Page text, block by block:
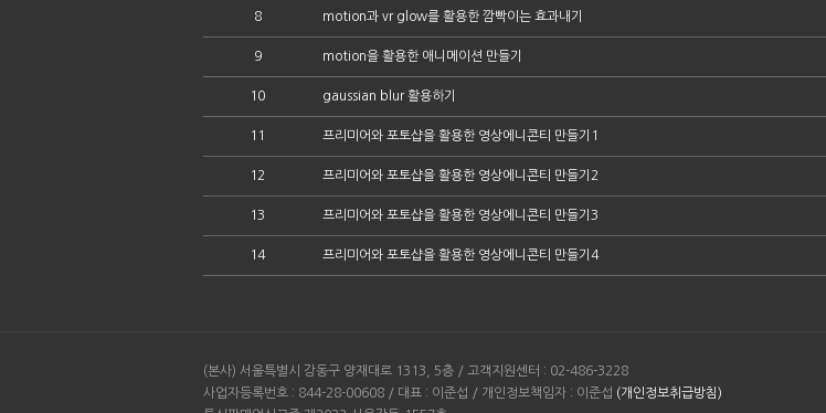
8 motion과 vr glow를 활용한 깜빡이는 효과내기
9 motion을 활용한 애니메이션 만들기
10 gaussian blur 활용하기
11 프리미어와 포토샵을 활용한 영상에니콘티 만들기1
12 프리미어와 포토샵을 활용한 영상에니콘티 만들기2
13 프리미어와 포토샵을 활용한 영상에니콘티 만들기3
14 프리미어와 포토샵을 활용한 영상에니콘티 만들기4
(본사) 서울특별시 강동구 양재대로 1313, 5층 / 고객지원센터 : 02-486-3228
사업자등록번호 : 844-28-00608 / 대표 : 이준섭 / 개인정보책임자 : 이준섭 (개인정보취급방침)